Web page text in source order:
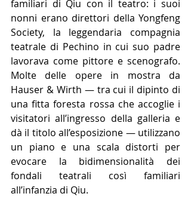
familiari di Qiu con il teatro: i suoi
nonni erano direttori della Yongfeng
Society, la leggendaria compagnia
teatrale di Pechino in cui suo padre
lavorava come pittore e scenografo.
Molte delle opere in mostra da
Hauser & Wirth — tra cui il dipinto di
una fitta foresta rossa che accoglie i
visitatori all’ingresso della galleria e
dà il titolo all’esposizione — utilizzano
un piano e una scala distorti per
evocare la bidimensionalità dei
fondali teatrali così familiari
all’infanzia di Qiu.